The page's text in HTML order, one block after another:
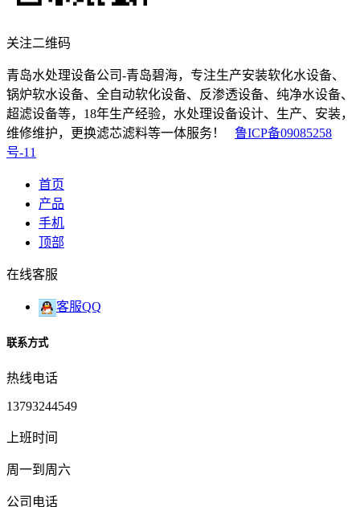
关注二维码
青岛水处理设备公司-青岛碧海，专注生产安装软化水设备、
锅炉软水设备、全自动软化设备、反渗透设备、纯净水设备、
超滤设备等，18年生产经验，水处理设备设计、生产、安装，
维修维护，更换滤芯滤料等一体服务！ 鲁ICP备09085258
号-11
首页
产品
手机
顶部
在线客服
客服QQ
联系方式
热线电话
13793244549
上班时间
周一到周六
公司电话